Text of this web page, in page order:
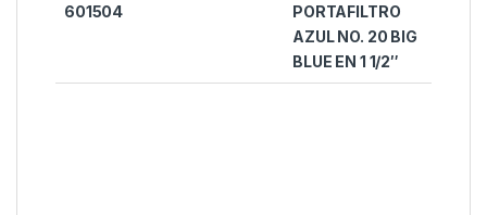
601504
PORTAFILTRO
AZUL NO. 20 BIG
BLUE EN 1 1/2″